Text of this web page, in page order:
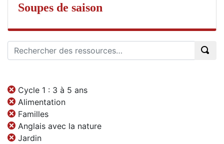
Soupes de saison
Cycle 1 : 3 à 5 ans
Alimentation
Familles
Anglais avec la nature
Jardin